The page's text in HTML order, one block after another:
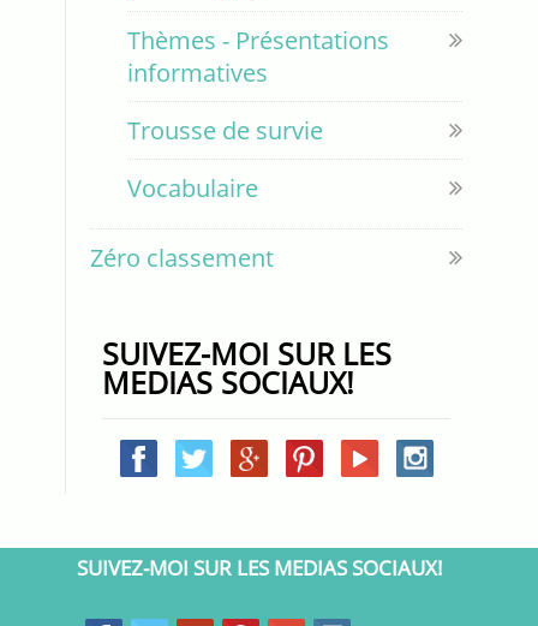
Thèmes - Présentations
informatives
Trousse de survie
Vocabulaire
Zéro classement
SUIVEZ-MOI SUR LES
MEDIAS SOCIAUX!
SUIVEZ-MOI SUR LES MEDIAS SOCIAUX!